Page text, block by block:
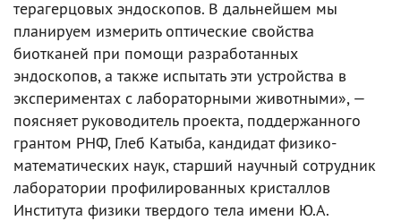
терагерцовых эндоскопов. В дальнейшем мы
планируем измерить оптические свойства
биотканей при помощи разработанных
эндоскопов, а также испытать эти устройства в
экспериментах с лабораторными животными», —
поясняет руководитель проекта, поддержанного
грантом РНФ, Глеб Катыба, кандидат физико-
математических наук, старший научный сотрудник
лаборатории профилированных кристаллов
Института физики твердого тела имени Ю.А.